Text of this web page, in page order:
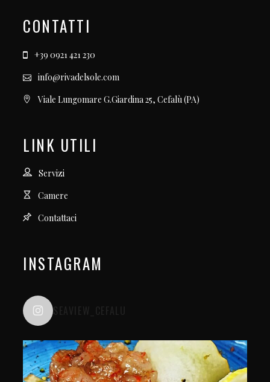
CONTATTI
+39 0921 421 230
info@rivadelsole.com
Viale Lungomare G.Giardina 25, Cefalù (PA)
LINK UTILI
Servizi
Camere
Contattaci
INSTAGRAM